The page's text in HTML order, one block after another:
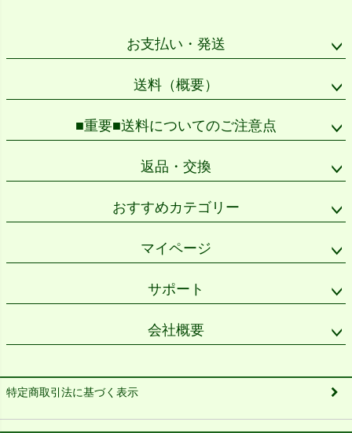
お支払い・発送
送料（概要）
■重要■送料についてのご注意点
返品・交換
おすすめカテゴリー
マイページ
サポート
会社概要
特定商取引法に基づく表示